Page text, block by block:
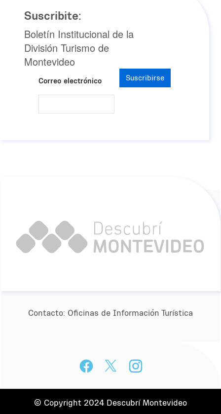
Suscribite:
Boletín Institucional de la
División Turismo de
Montevideo
Correo electrónico Suscribirse
Contacto: Oﬁcinas de Información Turística
© Copyright 2024 Descubrí Montevideo